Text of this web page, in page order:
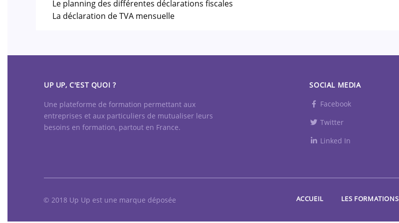
Le planning des différentes déclarations fiscales
La déclaration de TVA mensuelle
UP UP, C'EST QUOI ?
Une plateforme de formation permettant aux
entreprises et aux particuliers de mutualiser leurs
besoins en formation, partout en France.
SOCIAL MEDIA
Facebook
Twitter
Linked In
© 2018 Up Up est une marque déposée ACCUEIL LES FORMATIONS